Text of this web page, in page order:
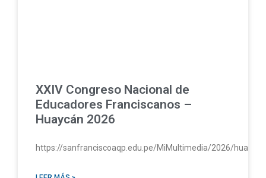
XXIV Congreso Nacional de
Educadores Franciscanos –
Huaycán 2026
https://sanfranciscoaqp.edu.pe/MiMultimedia/2026/